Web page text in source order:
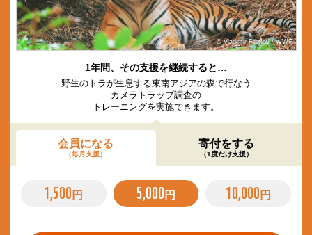
© Vladimir Filonov / WWF
1年間、その支援を継続すると…
野生のトラが生息する東南アジアの森で行なう
カメラトラップ調査の
トレーニングを実施できます。
会員になる
（毎月支援）
寄付をする
（1度だけ支援）
1,500 円 5,000 円 10,000 円